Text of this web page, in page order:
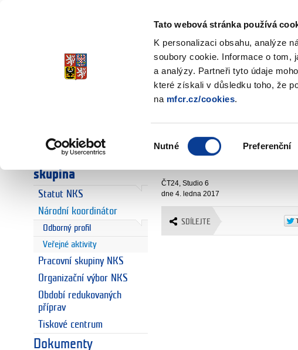
Tato webová stránka používá
K personalizaci obsahu, analýze
soubory cookie. Informace o tom,
a analýzy. Partneři tyto údaje
které získali v důsledku toho, že
na mfcr.cz/cookies.
souhlasu
Nutné Preferenční
Úvodní stránka
republika
skupina
Statut NKS
Národní koordinátor
Odborný profil
Veřejné aktivity
Pracovní skupiny NKS
Organizační výbor NKS
Období redukovaných
příprav
Tiskové centrum
Dokumenty
Úvodní stránka Národní koordinační
Veřejné aktivity
prof. Ing. Oldřich
národní koordinátor pro
ČT24, Studio 6
dne 4. ledna 2017
SDÍLEJTE